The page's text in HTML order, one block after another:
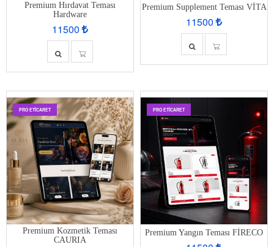
Premium Hırdavat Teması
Hardware
11500
Premium Supplement Teması VİTA
11500
PRO ETİCARET
Premium Kozmetik Teması
CAURIA
PRO ETİCARET
Premium Yangın Teması FİRECO